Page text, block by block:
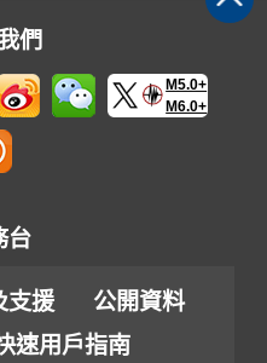
們
M5.0+
M6.0+
台
支援
公開資料
速用戶指南